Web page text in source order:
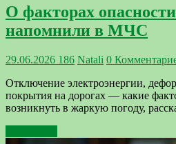
О факторах
напомнили в МЧС
29.06.2026 186 Natali 0
Отключение электроэнергии,
покрытия на дорогах — какие
возникнуть в жаркую погоду,